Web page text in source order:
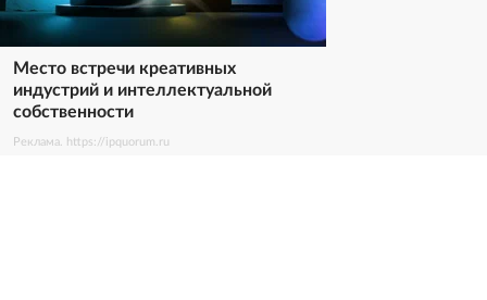
Место встречи креативных
индустрий и интеллектуальной
собственности
Реклама. https://ipquorum.ru